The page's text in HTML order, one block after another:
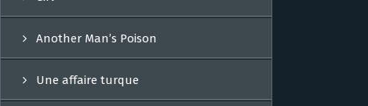
Another Man’s Poison
Une affaire turque